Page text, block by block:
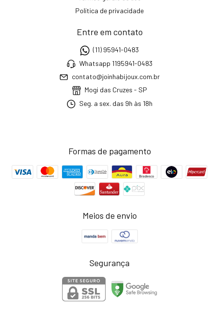
Política de privacidade
Entre em contato
(11) 95941-0483
Whatsapp 1195941-0483
contato@joinhabijoux.com.br
Mogi das Cruzes - SP
Seg. a sex. das 9h às 18h
Formas de pagamento
Meios de envio
Segurança